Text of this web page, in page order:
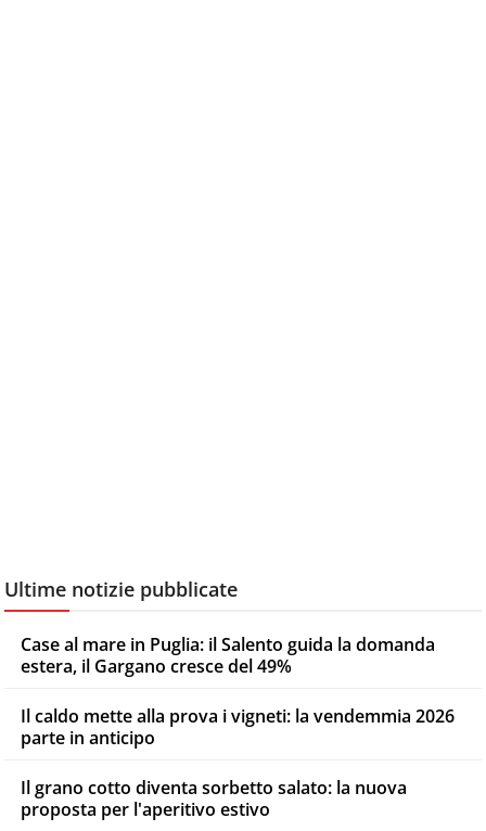
Ultime notizie pubblicate
Case al mare in Puglia: il Salento guida la domanda
estera, il Gargano cresce del 49%
Il caldo mette alla prova i vigneti: la vendemmia 2026
parte in anticipo
Il grano cotto diventa sorbetto salato: la nuova
proposta per l'aperitivo estivo